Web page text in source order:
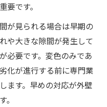
です。
が見られる場合は早期の
や大きな隙間が発生して
必要です。変色のみであ
化が進行する前に専門業
ます。早めの対応が外壁